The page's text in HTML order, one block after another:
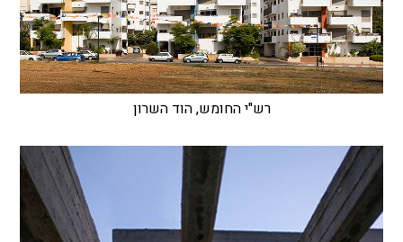
רש"י החומש, הוד השרון